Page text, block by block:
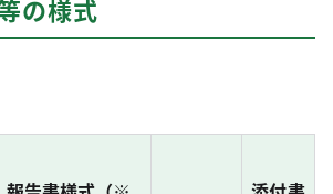
の様式